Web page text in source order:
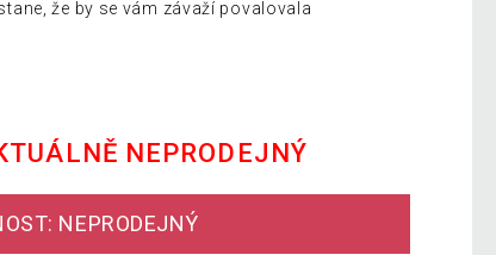
že by se vám závaží povalovala
NEPRODEJNÝ
NEPRODEJNÝ